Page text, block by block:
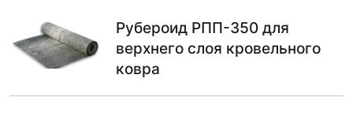
Рубероид РПП-350 для
верхнего слоя кровельного
ковра